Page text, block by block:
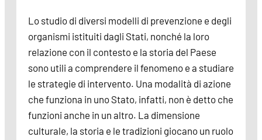
Lo studio di diversi modelli di prevenzione e degli
organismi istituiti dagli Stati, nonché la loro
relazione con il contesto e la storia del Paese
sono utili a comprendere il fenomeno e a studiare
le strategie di intervento. Una modalità di azione
che funziona in uno Stato, infatti, non è detto che
funzioni anche in un altro. La dimensione
culturale, la storia e le tradizioni giocano un ruolo